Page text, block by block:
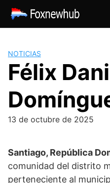
Saltar
contenido
NOTICIAS
Félix
13 de octubre de 2025
Santiago, República
comunidad del distrito
perteneciente al